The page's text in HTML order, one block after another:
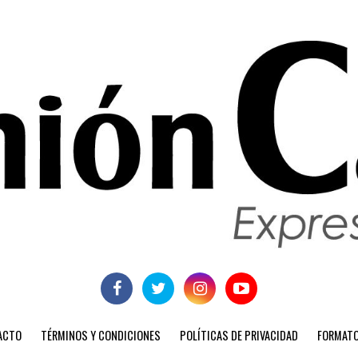
TÉRMINOS Y CONDICIONES POLÍTICAS DE PRIVACIDAD